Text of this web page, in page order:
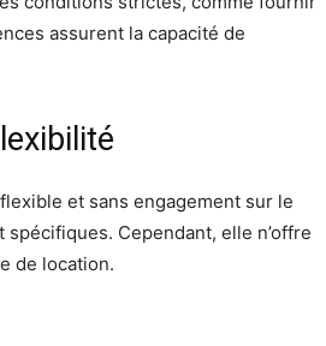
assurent la capacité de
et sans engagement sur le
Cependant, elle n’offre
de location.